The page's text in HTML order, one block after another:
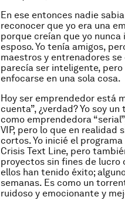
En ese entonces nadie
reconocer que yo era una
porque creían que yo
esposo. Yo tenía amigos,
maestros y entrenadores
parecía ser inteligente,
enfocarse en una sola cosa.
Hoy ser emprendedor está
cuenta”, ¿verdad? Yo soy
como emprendedora
VIP, pero lo que en realidad
cortos. Yo inicié el
Crisis Text Line, pero
proyectos sin fines de lucro
ellos han tenido éxito;
semanas. Es como un
ruidoso y emocionante y